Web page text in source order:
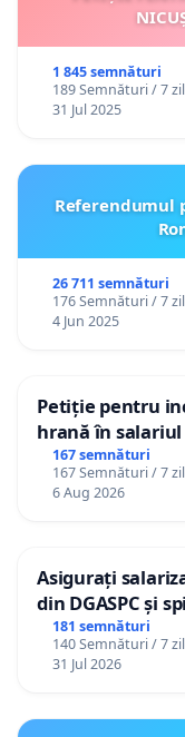
1 845 semnături
189 Semnături / 7
31 Jul 2025
Referendumul
26 711 semnături
176 Semnături / 7
4 Jun 2025
Petiție pentru
hrană în
gradațiilor de
personali
167 semnături
167 Semnături / 7
6 Aug 2026
Asigurați
din DGASPC și
181 semnături
140 Semnături / 7
31 Jul 2026